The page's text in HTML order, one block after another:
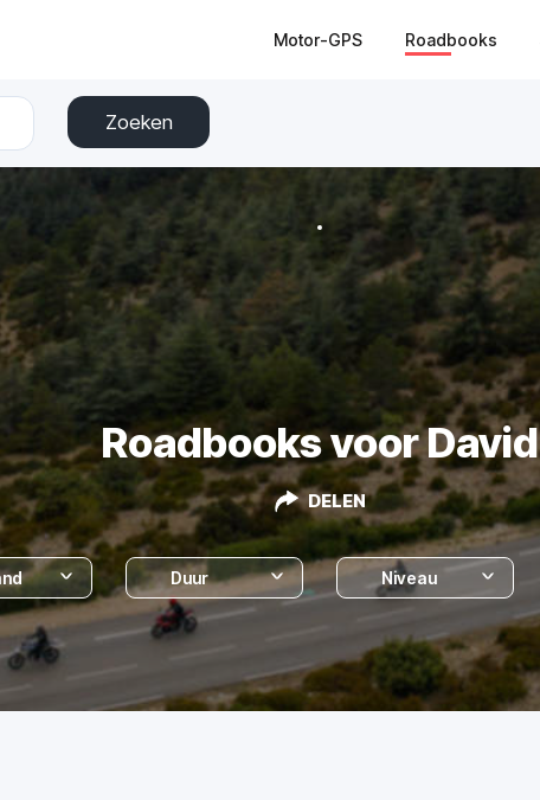
Motor-GPS Roadbooks
Zoeken
Roadbooks voor David
DELEN
Duur Niveau